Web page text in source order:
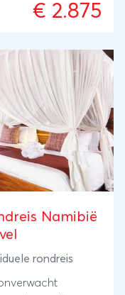
€ 2.875
Namibië
rondreis